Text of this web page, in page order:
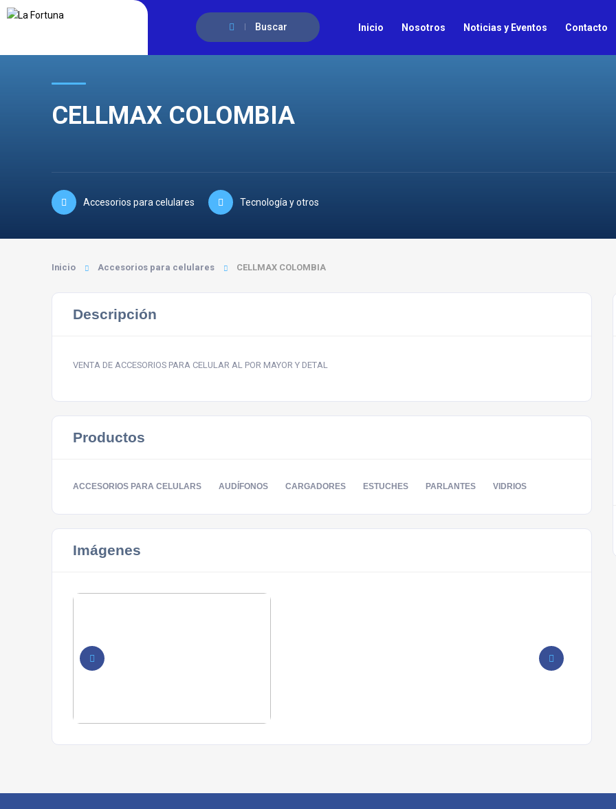
Buscar Inicio Nosotros Noticias y Eventos Contacto
CELLMAX COLOMBIA
Accesorios para celulares Tecnología y otros
Inicio Accesorios para celulares CELLMAX COLOMBIA
Descripción
VENTA DE ACCESORIOS PARA CELULAR AL POR MAYOR Y DETAL
Productos
ACCESORIOS PARA CELULARS AUDÍFONOS CARGADORES ESTUCHES PARLANTES VIDRIOS
Imágenes